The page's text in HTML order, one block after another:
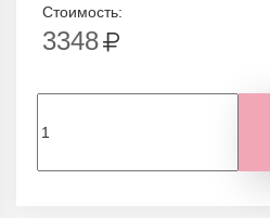
Стоимость:
3348